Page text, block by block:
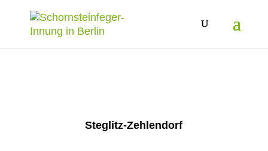
Steglitz-Zehlendorf